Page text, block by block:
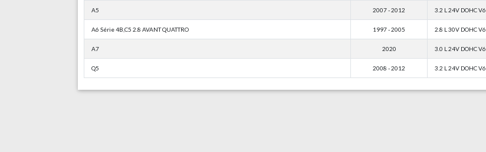
A5 2007 - 2012 3.2 L 24V DOHC V6
A6 Série 4B,C5 2.8 AVANT QUATTRO 1997 - 2005 2.8 L 30V DOHC V6
A7 2020 3.0 L 24V DOHC V6
Q5 2008 - 2012 3.2 L 24V DOHC V6